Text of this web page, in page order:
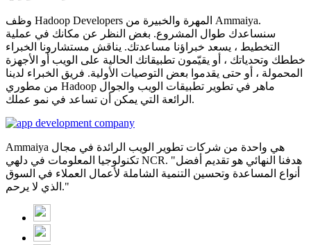
وظف Hadoop Developers المهرة والخبيرة من Ammaiya.
سنساعدك طوال المشروع. بغض النظر عن مكانك في عملية
التخطيط ، يسعد خبراؤنا مساعدتك. يناقش مستشارونا الخبراء
خططك وتحدياتك ، أو يقيّمون تطبيقاتك الحالية على الويب أو الأجهزة
المحمولة ، أو حتى يقدموا بعض التوصيات الأولية. فريق الخبراء لدينا
من مطوري Hadoop ماهر في تطوير تطبيقات الويب والجوال
الرائعة التي يمكن أن تساعد في نمو عملك.
Ammaiya هي واحدة من شركات تطوير الويب الرائدة في مجال
تكنولوجيا المعلومات في دلهي NCR. "هدفنا النهائي هو تقديم أفضل
أنواع المساعدة وتحسين التنمية الشاملة لأعمال العملاء في السوق
الذي لا يرحم."